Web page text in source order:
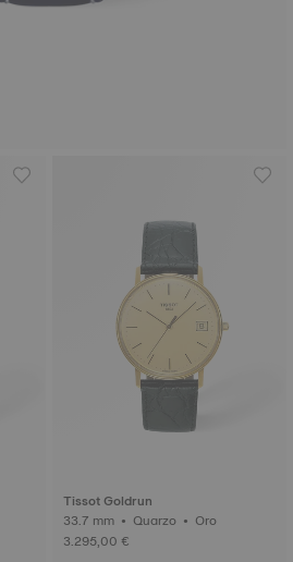
Tissot Goldrun
33.7 mm • Quarzo • Oro
3.295,00 €